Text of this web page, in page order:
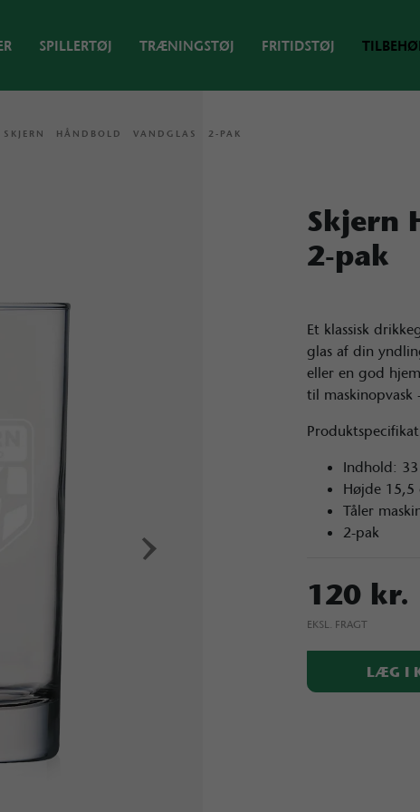
SPILLERTØJ TRÆNINGSTØJ FRITIDSTØJ
SKJERN HÅNDBOLD VANDGLAS 2-PAK
›
Skjern
2-pak
Et klassisk
glas af din
eller en god
til maskinopvask
Indhold:
Højde 15,5
Tåler
2-pak
120 kr.
EKSL. FRAGT
LÆG I